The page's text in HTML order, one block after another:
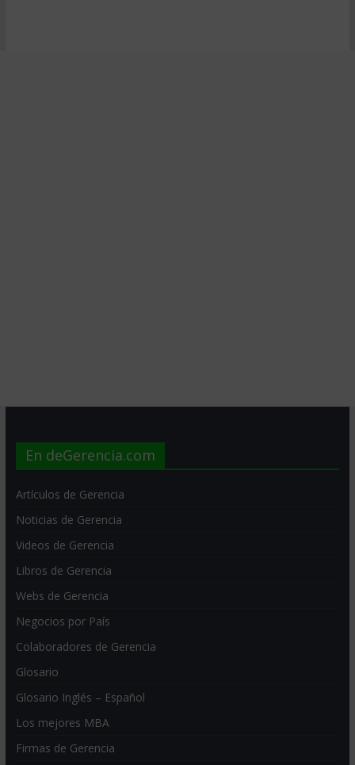
En deGerencia.com
Artículos de Gerencia
Noticias de Gerencia
Videos de Gerencia
Libros de Gerencia
Webs de Gerencia
Negocios por País
Colaboradores de Gerencia
Glosario
Glosario Inglés – Español
Los mejores MBA
Firmas de Gerencia